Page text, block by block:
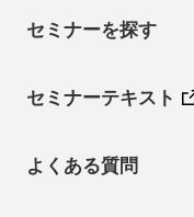
セミナーを探す
セミナーテキスト
よくある質問